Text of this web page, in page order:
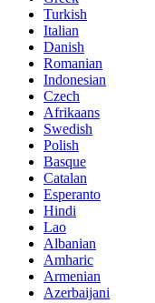
Turkish
Italian
Danish
Romanian
Indonesian
Czech
Afrikaans
Swedish
Polish
Basque
Catalan
Esperanto
Hindi
Lao
Albanian
Amharic
Armenian
Azerbaijani